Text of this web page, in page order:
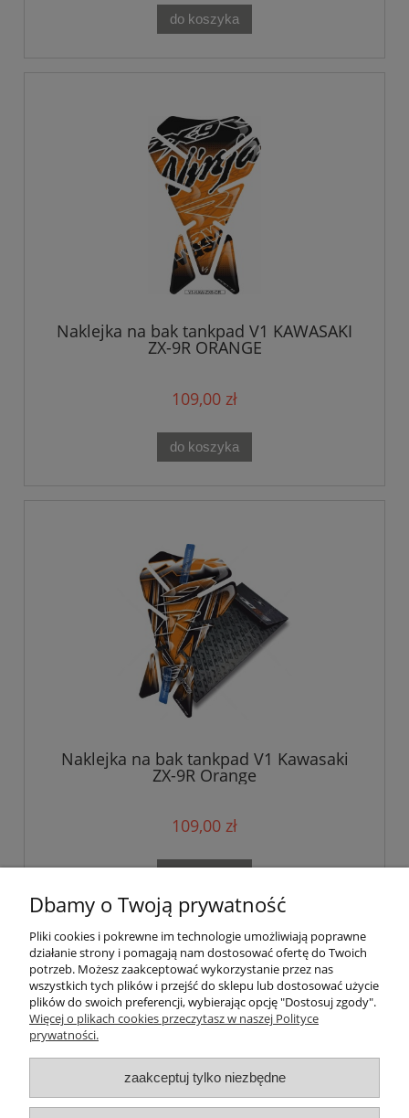
do koszyka
Naklejka na bak tankpad V1 KAWASAKI
ZX-9R ORANGE
109,00 zł
do koszyka
Naklejka na bak tankpad V1 Kawasaki
ZX-9R Orange
109,00 zł
« 1 2 »
Pomoc
Płatności i dostawa
Dbamy o Twoją prywatność
Pliki cookies i pokrewne im technologie umożliwiają poprawne
działanie strony i pomagają nam dostosować ofertę do Twoich
potrzeb. Możesz zaakceptować wykorzystanie przez nas
wszystkich tych plików i przejść do sklepu lub dostosować użycie
plików do swoich preferencji, wybierając opcję "Dostosuj zgody".
Więcej o plikach cookies przeczytasz w naszej Polityce
prywatności.
zaakceptuj tylko niezbędne